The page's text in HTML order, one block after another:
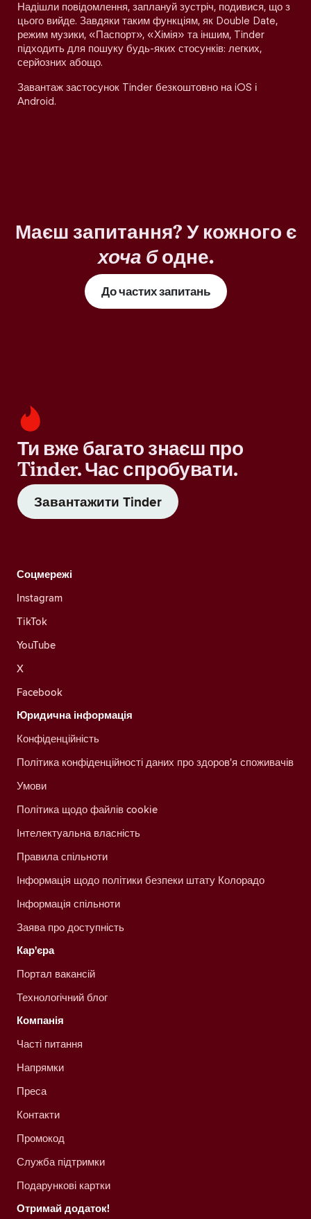
Надішли повідомлення, заплануй зустріч, подивися, що з
цього вийде. Завдяки таким функціям, як Double Date,
режим музики, «Паспорт», «Хімія» та іншим, Tinder
підходить для пошуку будь-яких стосунків: легких,
серйозних абощо.
Завантаж застосунок Tinder безкоштовно на iOS і
Android.
Маєш запитання? У кожного є
хоча бодне.
До частих запитань
Ти вже багато знаєш про
Tinder. Час спробувати.
Завантажити Tinder
Соцмережі
Instagram
TikTok
YouTube
X
Facebook
Юридична інформація
Конфіденційність
Політика конфіденційності даних про здоров'я споживачів
Умови
Політика щодо файлів cookie
Інтелектуальна власність
Правила спільноти
Інформація щодо політики безпеки штату Колорадо
Інформація спільноти
Заява про доступність
Кар'єра
Портал вакансій
Технологічний блог
Компанія
Часті питання
Напрямки
Преса
Контакти
Промокод
Служба підтримки
Подарункові картки
Отримай додаток!